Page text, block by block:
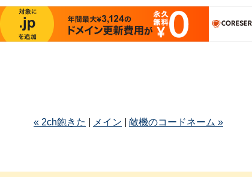
« 2ch飽きた メイン 敵機のコードネーム »